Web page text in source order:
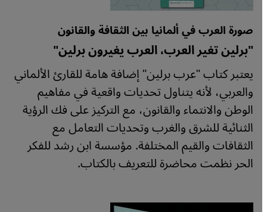
صورة العرب في ألمانيا بين الثقافة والقانون
"برلين تغير العرب، العرب يغيرون برلين"
يعتبر كتاب "عرب برلين" إضافة هامة للقارئ الألماني
والعربي، لأنه يتناول تحديات واقعية في مفاهيم
الوطن والانتماء والقانون، مع التركيز على فك الرؤية
الثنائية للشرق والغرب وتحديات التعامل مع
الثقافات والقيم المختلفة. مؤسسة ابن رشد للفكر
الحر نظمت محاضرة للتعريف بالكتاب.